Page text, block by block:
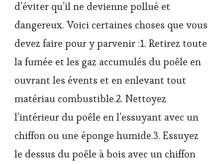
d’éviter qu’il ne devienne pollué et
dangereux. Voici certaines choses que vous
devez faire pour y parvenir :1. Retirez toute
la fumée et les gaz accumulés du poêle en
ouvrant les évents et en enlevant tout
matériau combustible.2. Nettoyez
l’intérieur du poêle en l’essuyant avec un
chiffon ou une éponge humide.3. Essuyez
le dessus du poêle à bois avec un chiffon